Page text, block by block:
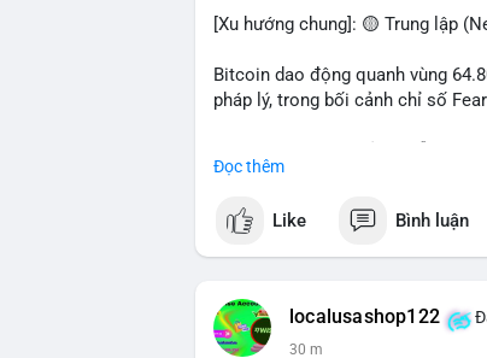
[Xu hướng chung]: 🟡 Trung lập
Bitcoin dao động quanh vùng
pháp lý, trong bối cảnh chỉ số
chuyển 289,92 BTC trị giá 18,83
sàn.
phiếu để tiến tới tháng tới. IMF
được dollar hỗ trợ. Tòa án Mỹ cho
Tiên.
Đọc thêm
Like Bình luận
localusashop122
30 m